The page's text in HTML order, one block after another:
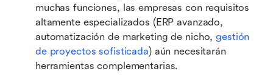
muchas funciones, las empresas con requisitos
altamente especializados (ERP avanzado,
automatización de marketing de nicho, gestión
de proyectos sofisticada) aún necesitarán
herramientas complementarias.